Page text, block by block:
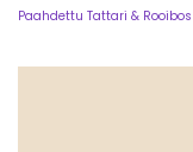
Paahdettu Tattari &